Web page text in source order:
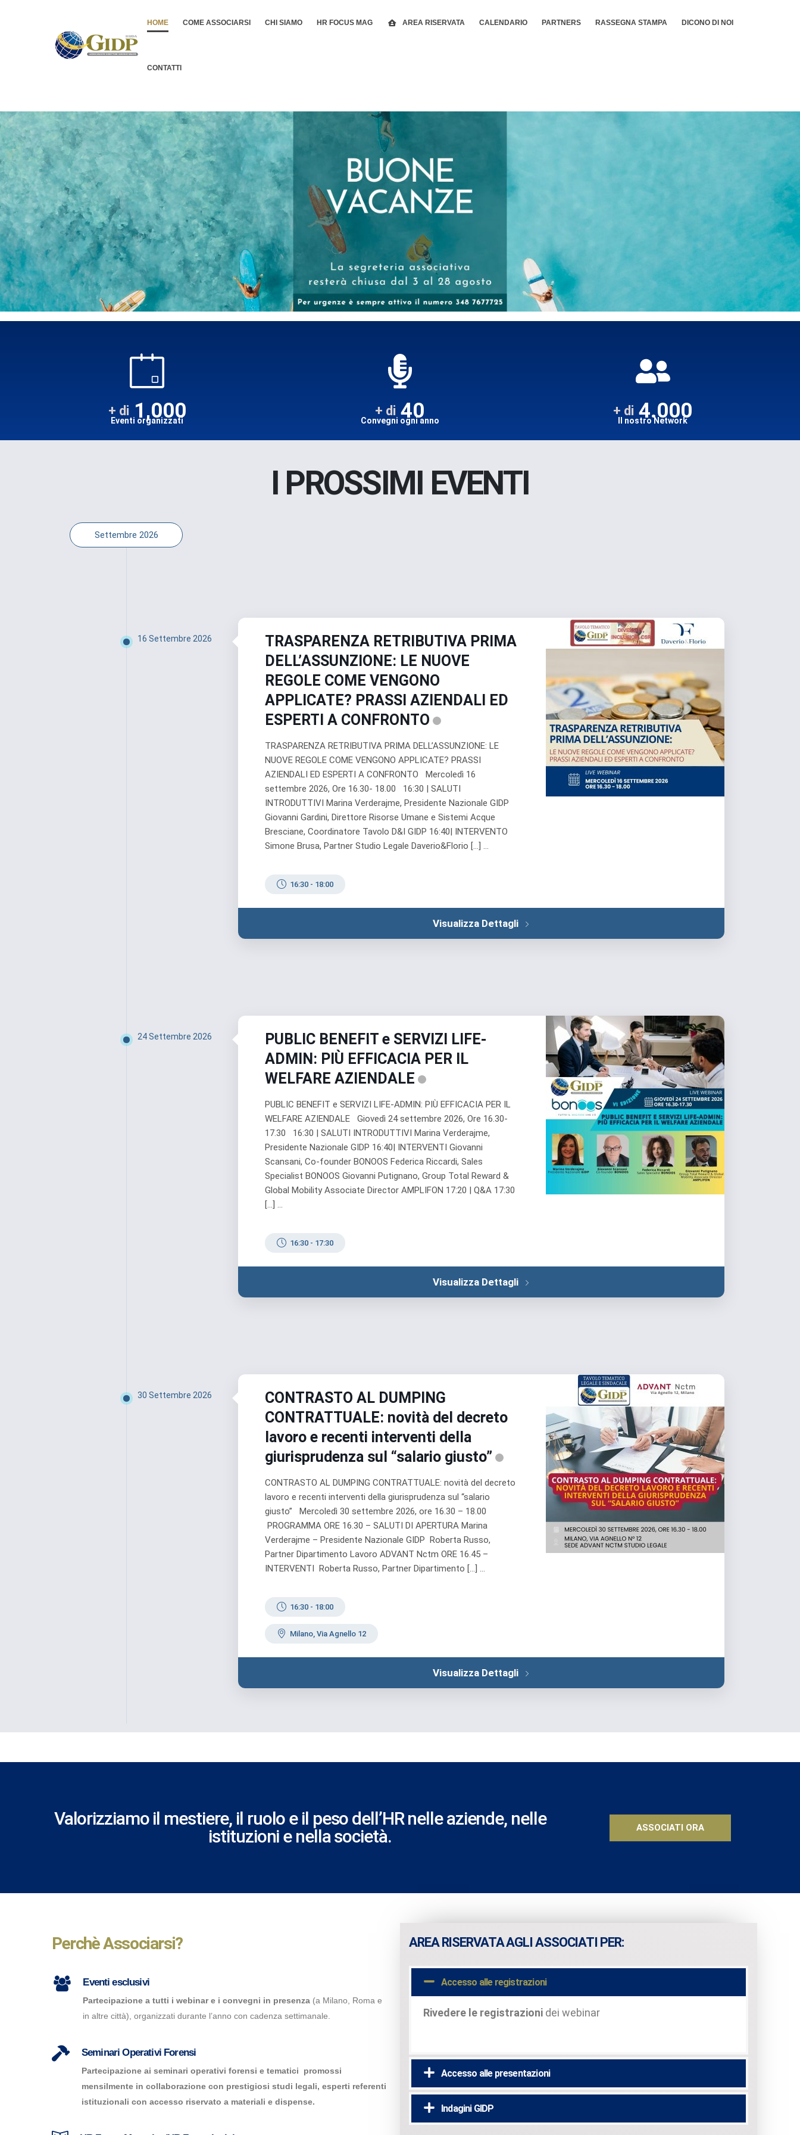
HOME COME ASSOCIARSI CHI SIAMO HR FOCUS MAG AREA RISERVATA CALENDARIO PARTNERS RASSEGNA STAMPA DICONO DI NOI
CONTATTI
+ di 1,000
Eventi organizzati
+ di 40
Convegni ogni anno
+ di 4.000
Il nostro Network
I PROSSIMI EVENTI
Settembre 2026
16 Settembre 2026
TRASPARENZA RETRIBUTIVA PRIMA
DELL’ASSUNZIONE: LE NUOVE
REGOLE COME VENGONO
APPLICATE? PRASSI AZIENDALI ED
ESPERTI A CONFRONTO
TRASPARENZA RETRIBUTIVA PRIMA DELL’ASSUNZIONE: LE
NUOVE REGOLE COME VENGONO APPLICATE? PRASSI
AZIENDALI ED ESPERTI A CONFRONTO Mercoledì 16
settembre 2026, Ore 16.30- 18.00 16:30 | SALUTI
INTRODUTTIVI Marina Verderajme, Presidente Nazionale GIDP
Giovanni Gardini, Direttore Risorse Umane e Sistemi Acque
Bresciane, Coordinatore Tavolo D&I GIDP 16:40| INTERVENTO
Simone Brusa, Partner Studio Legale Daverio&Florio […] ...
16:30 - 18:00
Visualizza Dettagli
24 Settembre 2026
PUBLIC BENEFIT e SERVIZI LIFE-
ADMIN: PIÙ EFFICACIA PER IL
WELFARE AZIENDALE
PUBLIC BENEFIT e SERVIZI LIFE-ADMIN: PIÙ EFFICACIA PER IL
WELFARE AZIENDALE Giovedì 24 settembre 2026, Ore 16.30-
17.30 16:30 | SALUTI INTRODUTTIVI Marina Verderajme,
Presidente Nazionale GIDP 16:40| INTERVENTI Giovanni
Scansani, Co-founder BONOOS Federica Riccardi, Sales
Specialist BONOOS Giovanni Putignano, Group Total Reward &
Global Mobility Associate Director AMPLIFON 17:20 | Q&A 17:30
[…] ...
16:30 - 17:30
Visualizza Dettagli
30 Settembre 2026
CONTRASTO AL DUMPING
CONTRATTUALE: novità del decreto
lavoro e recenti interventi della
giurisprudenza sul “salario giusto”
CONTRASTO AL DUMPING CONTRATTUALE: novità del decreto
lavoro e recenti interventi della giurisprudenza sul “salario
giusto” Mercoledì 30 settembre 2026, ore 16.30 – 18.00
PROGRAMMA ORE 16.30 – SALUTI DI APERTURA Marina
Verderajme – Presidente Nazionale GIDP Roberta Russo,
Partner Dipartimento Lavoro ADVANT Nctm ORE 16.45 –
INTERVENTI Roberta Russo, Partner Dipartimento […] ...
16:30 - 18:00
Milano, Via Agnello 12
Visualizza Dettagli
Valorizziamo il mestiere, il ruolo e il peso dell’HR nelle aziende, nelle
istituzioni e nella società.
ASSOCIATI ORA
Perchè Associarsi?
Eventi esclusivi
Partecipazione a tutti i webinar e i convegni in presenza (a Milano, Roma e
in altre città), organizzati durante l’anno con cadenza settimanale.
Seminari Operativi Forensi
Partecipazione ai seminari operativi forensi e tematici promossi
mensilmente in collaborazione con prestigiosi studi legali, esperti referenti
istituzionali con accesso riservato a materiali e dispense.
AREA RISERVATA AGLI ASSOCIATI PER:
Accesso alle registrazioni
Rivedere le registrazioni dei webinar
Accesso alle presentazioni
Indagini GIDP